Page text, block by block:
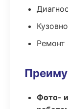
Ремонт
Фото-